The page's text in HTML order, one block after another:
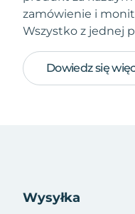
zamówienie i
Wszystko z jednej
Dowiedz się
Wysyłka